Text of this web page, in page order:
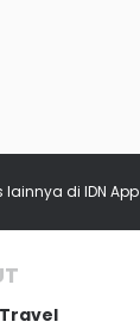
lainnya di IDN App
Travel